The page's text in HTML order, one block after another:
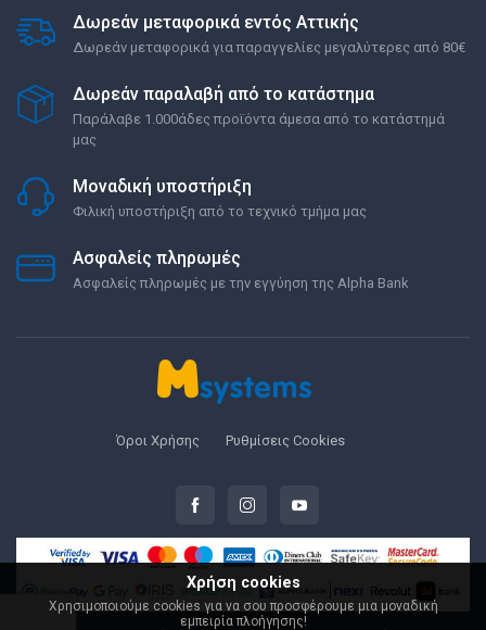
Δωρεάν μεταφορικά εντός Αττικής
Δωρεάν μεταφορικά για παραγγελίες μεγαλύτερες από 80€
Δωρεάν παραλαβή από το κατάστημα
Παράλαβε 1.000άδες προϊόντα άμεσα από το κατάστημά
μας
Μοναδική υποστήριξη
Φιλική υποστήριξη από το τεχνικό τμήμα μας
Ασφαλείς πληρωμές
Ασφαλείς πληρωμές με την εγγύηση της Alpha Bank
Όροι Χρήσης Ρυθμίσεις Cookies
Χρήση cookies
Χρησιμοποιούμε cookies για να σου προσφέρουμε μια μοναδική
εμπειρία πλοήγησης!